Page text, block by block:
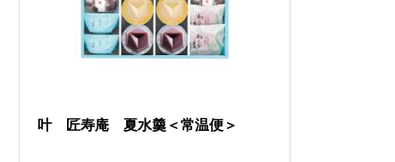
叶 匠寿庵 夏水羹＜常温便＞